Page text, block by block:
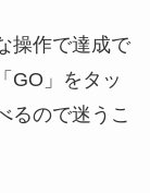
操作で達成で
GO」をタッ
るので迷うこ